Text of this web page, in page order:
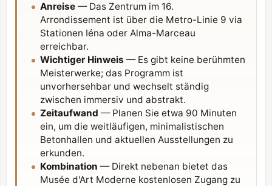
Anreise — Das Zentrum im 16.
Arrondissement ist über die Metro-Linie 9 via
Stationen Iéna oder Alma-Marceau
erreichbar.
Wichtiger Hinweis — Es gibt keine berühmten
Meisterwerke; das Programm ist
unvorhersehbar und wechselt ständig
zwischen immersiv und abstrakt.
Zeitaufwand — Planen Sie etwa 90 Minuten
ein, um die weitläufigen, minimalistischen
Betonhallen und aktuellen Ausstellungen zu
erkunden.
Kombination — Direkt nebenan bietet das
Musée d'Art Moderne kostenlosen Zugang zu